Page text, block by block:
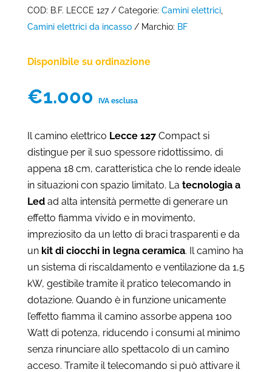
COD: B.F. LECCE 127 Categorie: Camini elettrici,
Camini elettrici da incasso
Marchio: BF
Disponibile su ordinazione
€1.000 IVA esclusa
Il camino elettrico Lecce 127Compact si
distingue per il suo spessore ridottissimo, di
appena 18 cm, caratteristica che lo rende ideale
in situazioni con spazio limitato. La tecnologia a
Ledad alta intensità permette di generare un
effetto fiamma vivido e in movimento,
impreziosito da un letto di braci trasparenti e da
unkit di ciocchi in legna ceramica. Il camino ha
un sistema di riscaldamento e ventilazione da 1,5
kW, gestibile tramite il pratico telecomando in
dotazione. Quando è in funzione unicamente
l’effetto fiamma il camino assorbe appena 100
Watt di potenza, riducendo i consumi al minimo
senza rinunciare allo spettacolo di un camino
acceso. Tramite il telecomando si può attivare il